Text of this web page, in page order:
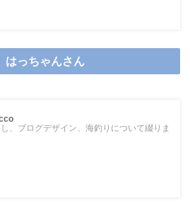
っちゃんさん
、ブログデザイン、海釣りについて綴りま